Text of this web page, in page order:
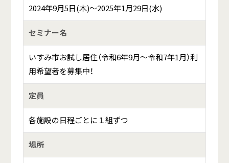
2024年9月5日(木)～2025年1月29日(水)
セミナー名
いすみ市お試し居住（令和6年9月～令和7年1月）利
用希望者を募集中！
定員
各施設の日程ごとに１組ずつ
場所